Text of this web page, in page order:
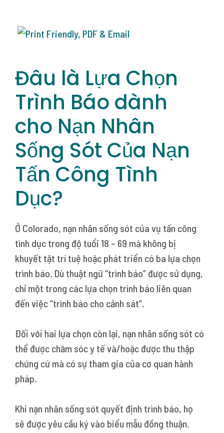
Đâu là Lựa Chọn
Trình Báo dành
cho Nạn Nhân
Sống Sót Của Nạn
Tấn Công Tình
Dục?
Ở Colorado, nạn nhân sống sót của vụ tấn công
tình dục trong độ tuổi 18 – 69 mà không bị
khuyết tật trí tuệ hoặc phát triển có ba lựa chọn
trình báo. Dù thuật ngữ “trình báo” được sử dụng,
chỉ một trong các lựa chọn trình báo liên quan
đến việc “trình báo cho cảnh sát”.
Đối với hai lựa chọn còn lại, nạn nhân sống sót có
thể được chăm sóc y tế và/hoặc được thu thập
chứng cứ mà có sự tham gia của cơ quan hành
pháp.
Khi nạn nhân sống sót quyết định trình báo, họ
sẽ được yêu cầu ký vào biểu mẫu đồng thuận.